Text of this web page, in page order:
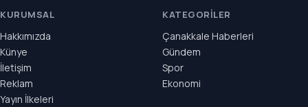
KURUMSAL
Hakkımızda
Künye
İletişim
Reklam
Yayın İlkeleri
KATEGORILER
Çanakkale Haberleri
Gündem
Spor
Ekonomi